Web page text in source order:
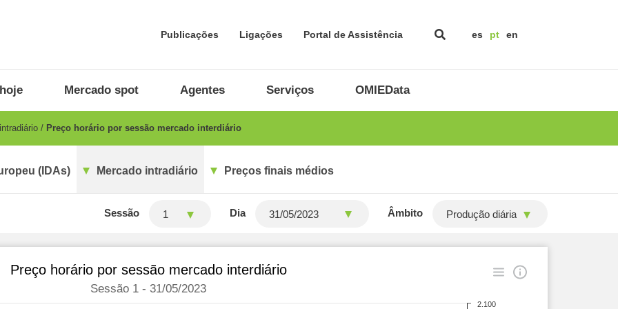
Publicações Ligações Portal de Assistência es pt en
Mercado spot Agentes Serviços OMIEData
Preço horário por sessão mercado interdiário
(IDAs) Mercado intradiário Preços finais médios
Sessão 1 Dia Âmbito Produção diária
Preço horário por sessão mercado interdiário
Sessão 1 - 31/05/2023
2.100